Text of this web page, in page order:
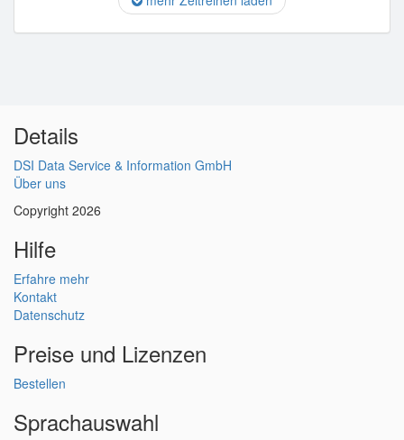
Details
DSI Data Service & Information GmbH
Über uns
Copyright 2026
Hilfe
Erfahre mehr
Kontakt
Datenschutz
Preise und Lizenzen
Bestellen
Sprachauswahl